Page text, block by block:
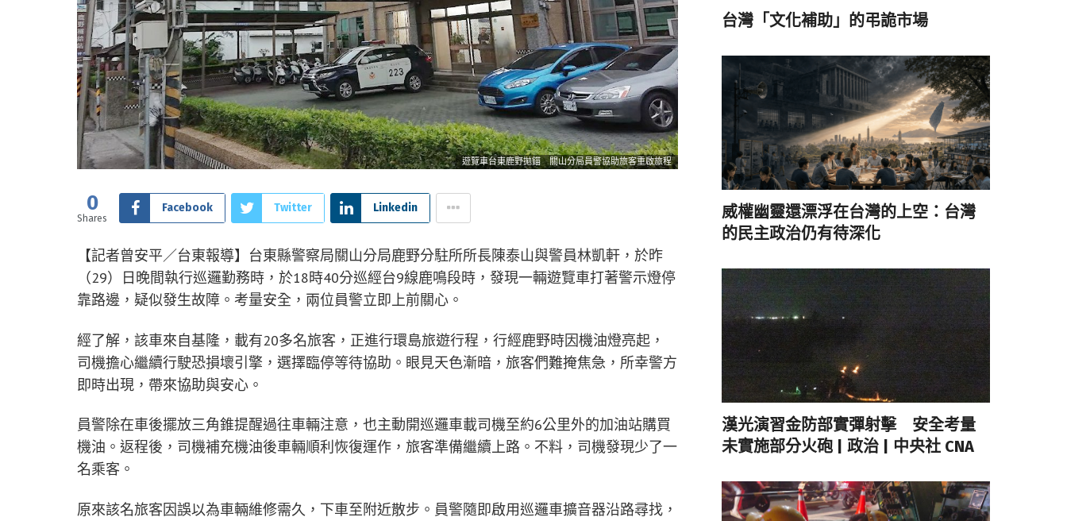
遊覽車台東鹿野拋錨 關山分局員警協助旅客重啟旅程
0
Shares
Facebook Twitter Linkedin
【記者曾安平／台東報導】台東縣警察局關山分局鹿野分駐所所長陳泰山與警員林凱軒，於昨
（29）日晚間執行巡邏勤務時，於18時40分巡經台9線鹿鳴段時，發現一輛遊覽車打著警示燈停
靠路邊，疑似發生故障。考量安全，兩位員警立即上前關心。
經了解，該車來自基隆，載有20多名旅客，正進行環島旅遊行程，行經鹿野時因機油燈亮起，
司機擔心繼續行駛恐損壞引擎，選擇臨停等待協助。眼見天色漸暗，旅客們難掩焦急，所幸警方
即時出現，帶來協助與安心。
員警除在車後擺放三角錐提醒過往車輛注意，也主動開巡邏車載司機至約6公里外的加油站購買
機油。返程後，司機補充機油後車輛順利恢復運作，旅客準備繼續上路。不料，司機發現少了一
名乘客。
原來該名旅客因誤以為車輛維修需久，下車至附近散步。員警隨即啟用巡邏車擴音器沿路尋找，
台灣「文化補助」的弔詭市場
威權幽靈還漂浮在台灣的上空：台灣
的民主政治仍有待深化
漢光演習金防部實彈射擊 安全考量
未實施部分火砲 | 政治 | 中央社 CNA